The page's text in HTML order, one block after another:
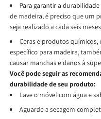
Para garantir a
de madeira, é preciso que um
seja realizado a cada seis
Ceras e produtos
específico para madeira,
causar manchas e danos à
Você pode seguir as
durabilidade de seu produto:
Lave o móvel com água e
Aguarde a secagem